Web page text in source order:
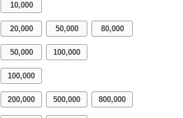
10,000
20,000
50,000
80,000
50,000
100,000
100,000
200,000
500,000
800,000